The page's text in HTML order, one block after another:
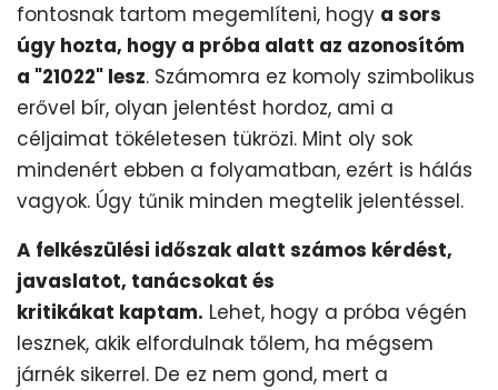
fontosnak tartom megemlíteni, hogy a sors
úgy hozta, hogy a próba alatt az azonosítóm
a "21022" lesz. Számomra ez komoly szimbolikus
erővel bír, olyan jelentést hordoz, ami a
céljaimat tökéletesen tükrözi. Mint oly sok
mindenért ebben a folyamatban, ezért is hálás
vagyok. Úgy tűnik minden megtelik jelentéssel.
A felkészülési időszak alatt számos kérdést,
javaslatot, tanácsokat és
kritikákat kaptam. Lehet, hogy a próba végén
lesznek, akik elfordulnak tőlem, ha mégsem
járnék sikerrel. De ez nem gond, mert a